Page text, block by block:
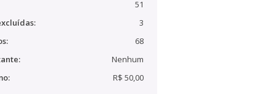
51
3
68
Nenhum
R$ 50,00